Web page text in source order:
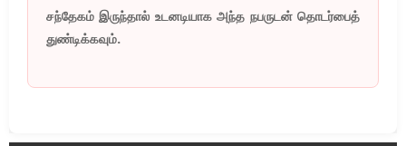
சந்தேகம் இருந்தால் உடனடியாக அந்த நபருடன் தொடர்பைத்
துண்டிக்கவும்.